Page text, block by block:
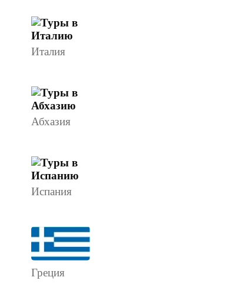
Италия
Абхазия
Испания
Греция